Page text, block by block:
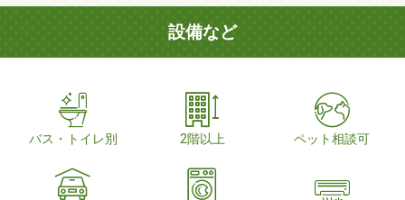
設備など
バス・トイレ別 2階以上 ペット相談可